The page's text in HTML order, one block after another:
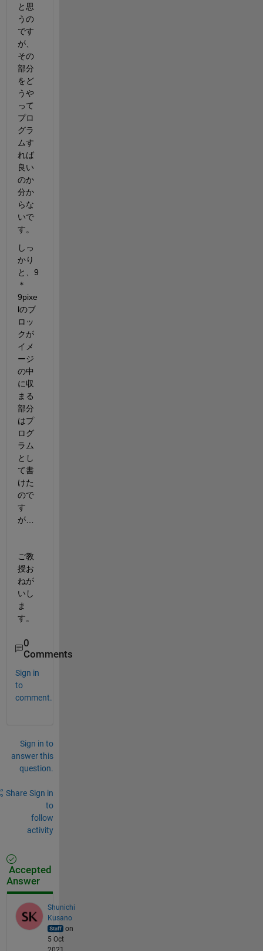
と思
うの
です
が、
その
部分
をど
うや
って
プロ
グラ
ムす
れば
良い
のか
分か
らな
いで
す。
しっ
かり
と、9
＊
9pixe
lのブ
ロッ
クが
イメ
ージ
の中
に収
まる
部分
はプ
ログ
ラム
とし
て書
けた
ので
す
が…
ご教
授お
ねが
いし
ま
す。
0
Comments
Sign in
to
comment.
Sign in to
answer this
question.
Share Sign in
to
follow
activity
Accepted
Answer
Shunichi
Kusano
on
5 Oct